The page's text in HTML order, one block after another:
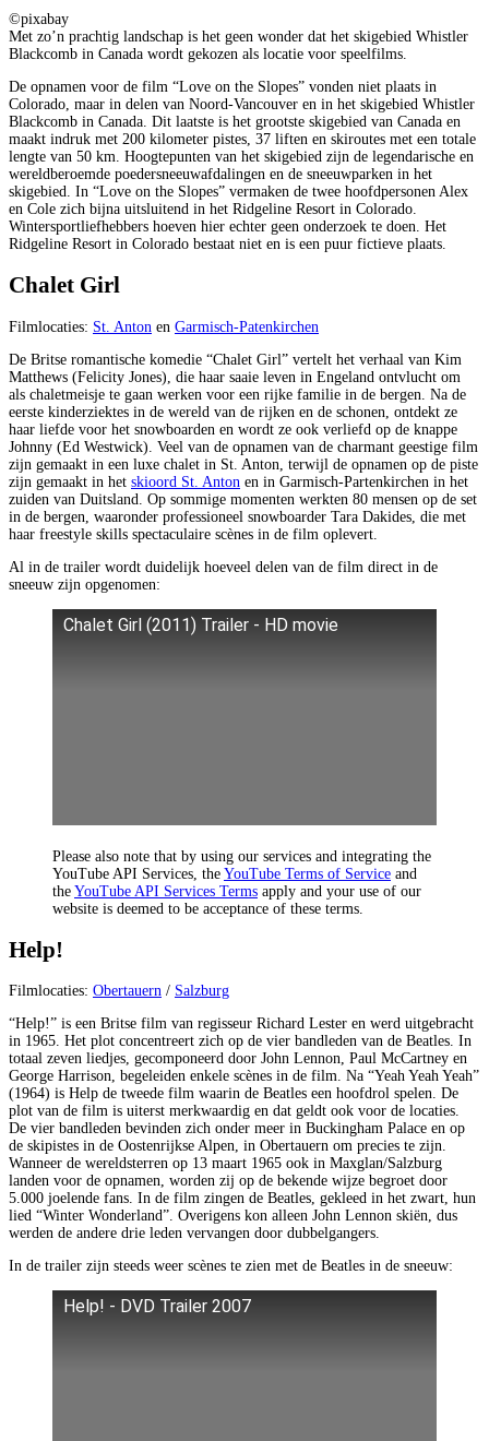
©pixabay
Met zo’n prachtig landschap is het geen wonder dat het skigebied Whistler
Blackcomb in Canada wordt gekozen als locatie voor speelfilms.
De opnamen voor de film “Love on the Slopes” vonden niet plaats in
Colorado, maar in delen van Noord-Vancouver en in het skigebied Whistler
Blackcomb in Canada. Dit laatste is het grootste skigebied van Canada en
maakt indruk met 200 kilometer pistes, 37 liften en skiroutes met een totale
lengte van 50 km. Hoogtepunten van het skigebied zijn de legendarische en
wereldberoemde poedersneeuwafdalingen en de sneeuwparken in het
skigebied. In “Love on the Slopes” vermaken de twee hoofdpersonen Alex
en Cole zich bijna uitsluitend in het Ridgeline Resort in Colorado.
Wintersportliefhebbers hoeven hier echter geen onderzoek te doen. Het
Ridgeline Resort in Colorado bestaat niet en is een puur fictieve plaats.
Chalet Girl
Filmlocaties: St. Anton en Garmisch-Patenkirchen
De Britse romantische komedie “Chalet Girl” vertelt het verhaal van Kim
Matthews (Felicity Jones), die haar saaie leven in Engeland ontvlucht om
als chaletmeisje te gaan werken voor een rijke familie in de bergen. Na de
eerste kinderziektes in de wereld van de rijken en de schonen, ontdekt ze
haar liefde voor het snowboarden en wordt ze ook verliefd op de knappe
Johnny (Ed Westwick). Veel van de opnamen van de charmant geestige film
zijn gemaakt in een luxe chalet in St. Anton, terwijl de opnamen op de piste
zijn gemaakt in het skioord St. Anton en in Garmisch-Partenkirchen in het
zuiden van Duitsland. Op sommige momenten werkten 80 mensen op de set
in de bergen, waaronder professioneel snowboarder Tara Dakides, die met
haar freestyle skills spectaculaire scènes in de film oplevert.
Al in de trailer wordt duidelijk hoeveel delen van de film direct in de
sneeuw zijn opgenomen:
Chalet Girl (2011) Trailer - HD movie
Please also note that by using our services and integrating the
YouTube API Services, the YouTube Terms of Service and
the YouTube API Services Terms apply and your use of our
website is deemed to be acceptance of these terms.
Help!
Filmlocaties: Obertauern / Salzburg
“Help!” is een Britse film van regisseur Richard Lester en werd uitgebracht
in 1965. Het plot concentreert zich op de vier bandleden van de Beatles. In
totaal zeven liedjes, gecomponeerd door John Lennon, Paul McCartney en
George Harrison, begeleiden enkele scènes in de film. Na “Yeah Yeah Yeah”
(1964) is Help de tweede film waarin de Beatles een hoofdrol spelen. De
plot van de film is uiterst merkwaardig en dat geldt ook voor de locaties.
De vier bandleden bevinden zich onder meer in Buckingham Palace en op
de skipistes in de Oostenrijkse Alpen, in Obertauern om precies te zijn.
Wanneer de wereldsterren op 13 maart 1965 ook in Maxglan/Salzburg
landen voor de opnamen, worden zij op de bekende wijze begroet door
5.000 joelende fans. In de film zingen de Beatles, gekleed in het zwart, hun
lied “Winter Wonderland”. Overigens kon alleen John Lennon skiën, dus
werden de andere drie leden vervangen door dubbelgangers.
In de trailer zijn steeds weer scènes te zien met de Beatles in de sneeuw:
Help! - DVD Trailer 2007